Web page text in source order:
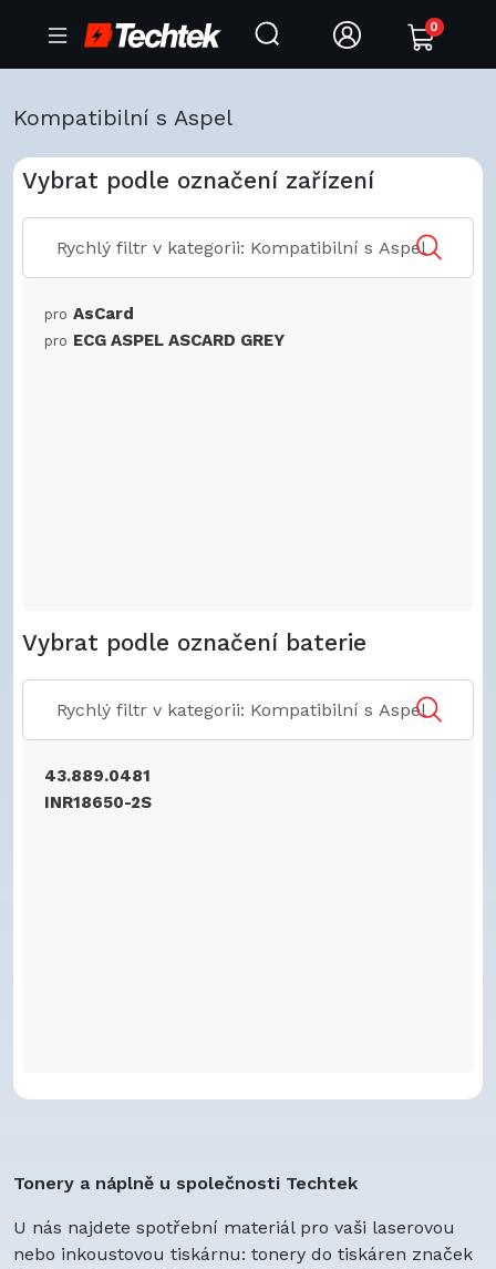
0
Kompatibilní s Aspel
Vybrat podle označení zařízení
pro AsCard
pro ECG ASPEL ASCARD GREY
Vybrat podle označení baterie
43.889.0481
INR18650-2S
Tonery a náplně u společnosti Techtek
U nás najdete spotřební materiál pro vaši laserovou
nebo inkoustovou tiskárnu: tonery do tiskáren značek